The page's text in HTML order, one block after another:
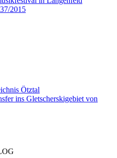
2015
Ötztal
ins Gletscherskigebiet von